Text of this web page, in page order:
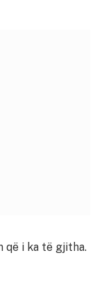
që i ka të gjitha.